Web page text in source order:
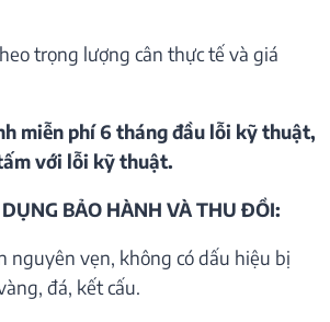
trọng lượng cân thực tế và giá
miễn phí 6 tháng đầu lỗi kỹ thuật,
với lỗi kỹ thuật.
BẢO HÀNH VÀ THU ĐỒI:
nguyên vẹn, không có dấu hiệu bị
đá, kết cấu.